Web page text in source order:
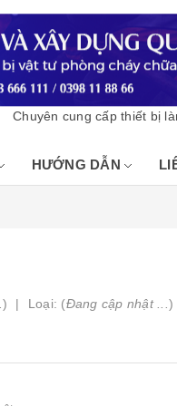
cung cấp thiết bị làm
HƯỚNG DẪN
) Loại: (Đang cập nhật ... )